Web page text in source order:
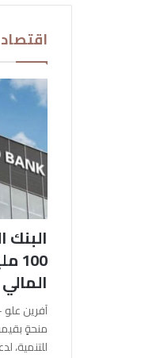
اقتصاد
المالي
منحةٍ
للتنمية،